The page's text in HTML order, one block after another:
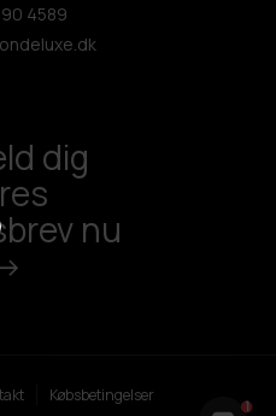
4589
dig
nu
Købsbetingelser
1